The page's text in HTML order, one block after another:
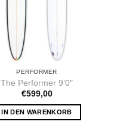
PERFORMER
The Performer 9’0″
€599,00
IN DEN WARENKORB